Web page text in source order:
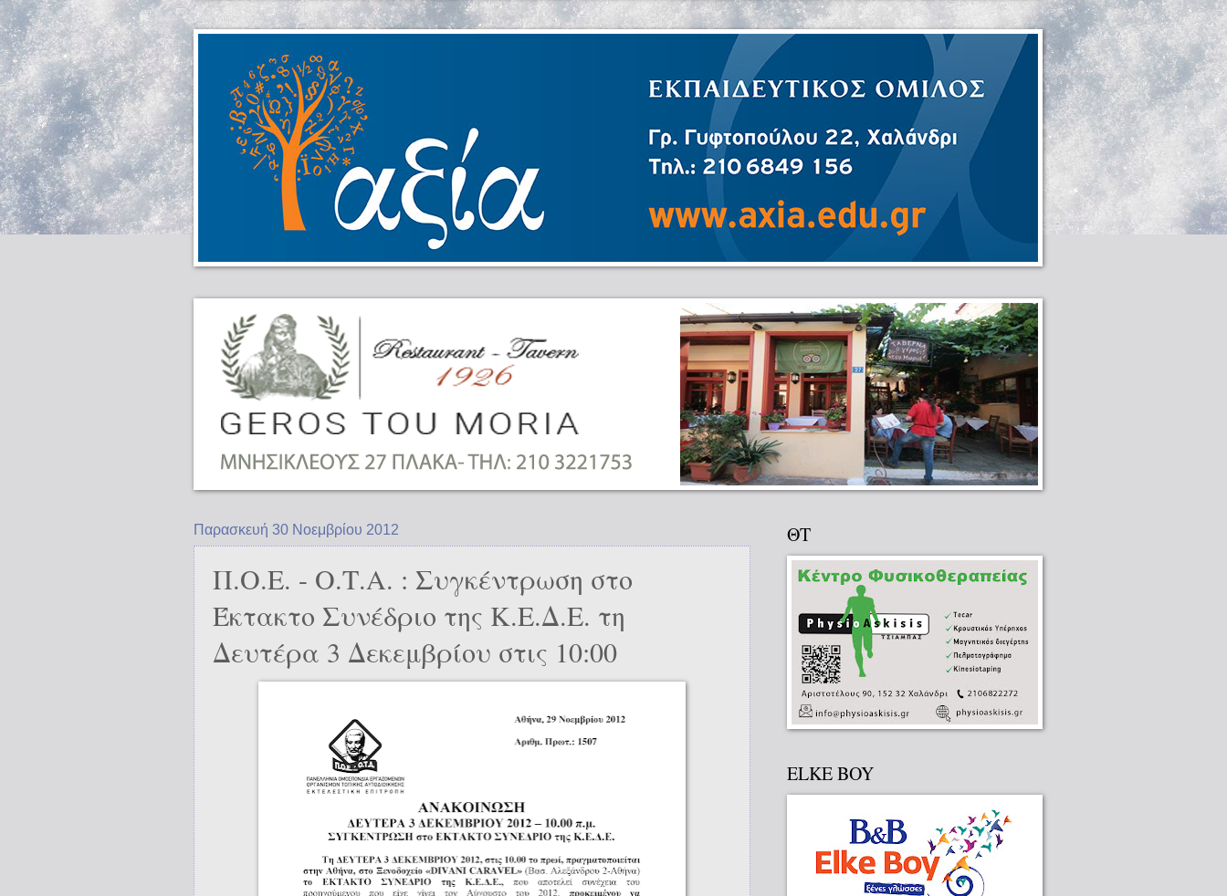
Παρασκευή 30 Νοεμβρίου 2012
Π.Ο.Ε. - Ο.Τ.Α. : Συγκέντρωση στο
Έκτακτο Συνέδριο της Κ.Ε.Δ.Ε. τη
Δευτέρα 3 Δεκεμβρίου στις 10:00
ΘΤ
ELKE BOY